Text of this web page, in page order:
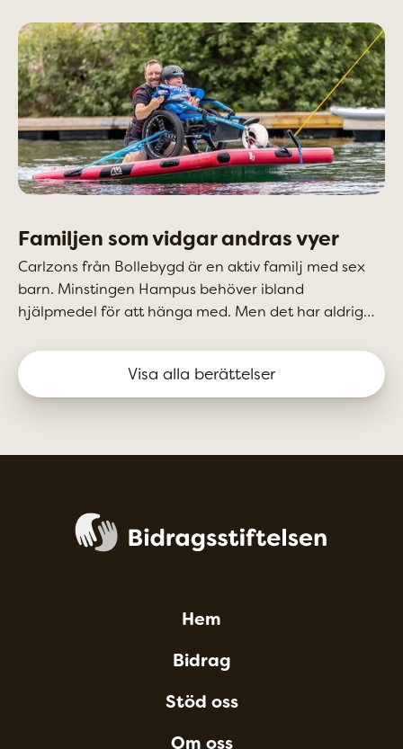
Familjen som vidgar andras vyer
Carlzons från Bollebygd är en aktiv familj med sex
barn. Minstingen Hampus behöver ibland
hjälpmedel för att hänga med. Men det har aldrig
till och med fått tävlingsledningen på ett av Sveriges
största MTB-lopp att vidga sina vyer.
Visa alla berättelser
Hem
Bidrag
Stöd oss
Om oss